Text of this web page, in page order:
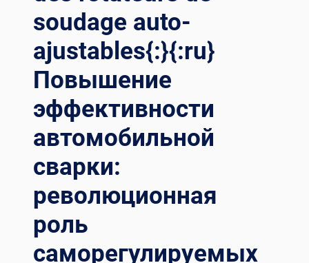
soudage auto-
ajustables{:}{:ru}
Повышение
эффективности
автомобильной
сварки:
революционная
роль
саморегулируемых